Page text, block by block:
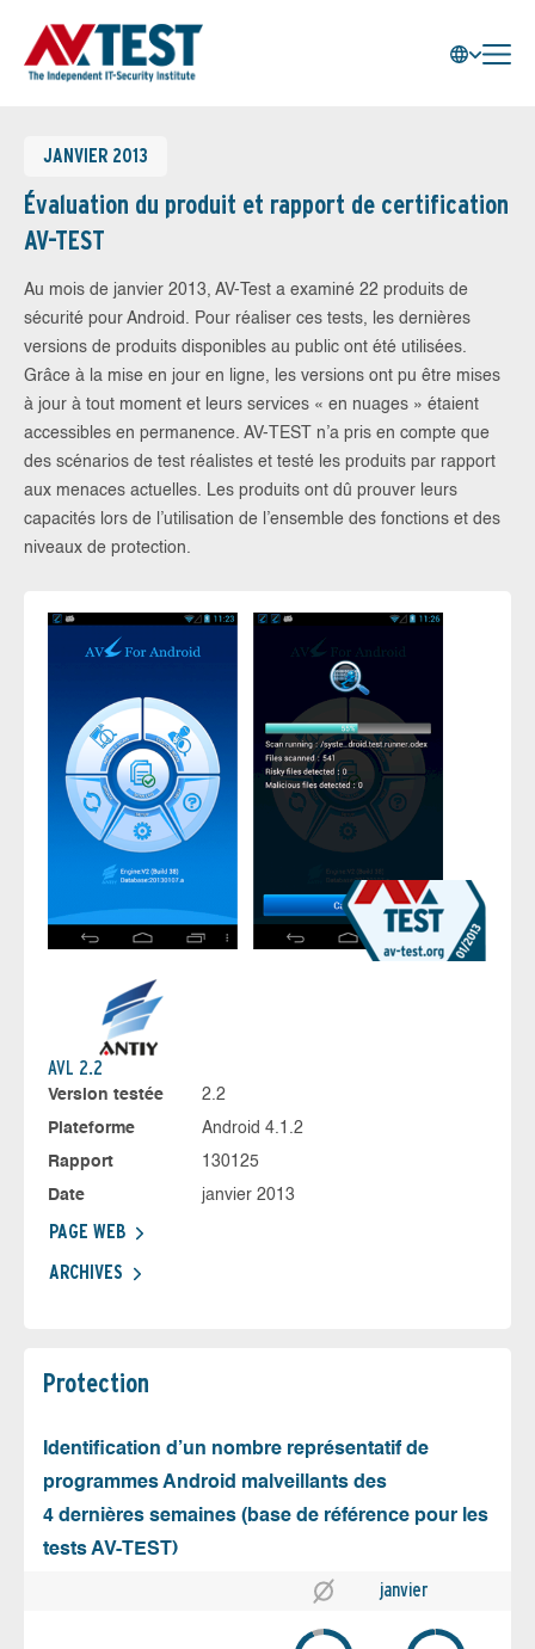
JANVIER 2013
Évaluation du produit et rapport de certification
AV-TEST
Au mois de janvier 2013, AV-Test a examiné 22 produits de
sécurité pour Android. Pour réaliser ces tests, les dernières
versions de produits disponibles au public ont été utilisées.
Grâce à la mise en jour en ligne, les versions ont pu être mises
à jour à tout moment et leurs services « en nuages » étaient
accessibles en permanence. AV-TEST n’a pris en compte que
des scénarios de test réalistes et testé les produits par rapport
aux menaces actuelles. Les produits ont dû prouver leurs
capacités lors de l’utilisation de l’ensemble des fonctions et des
niveaux de protection.
AVL 2.2
Version testée
2.2
Plateforme
Android 4.1.2
Rapport
130125
Date
janvier 2013
PAGE WEB
ARCHIVES
Protection
Identification d’un nombre représentatif de
programmes Android malveillants des
4 dernières semaines (base de référence pour les
tests AV-TEST)
janvier